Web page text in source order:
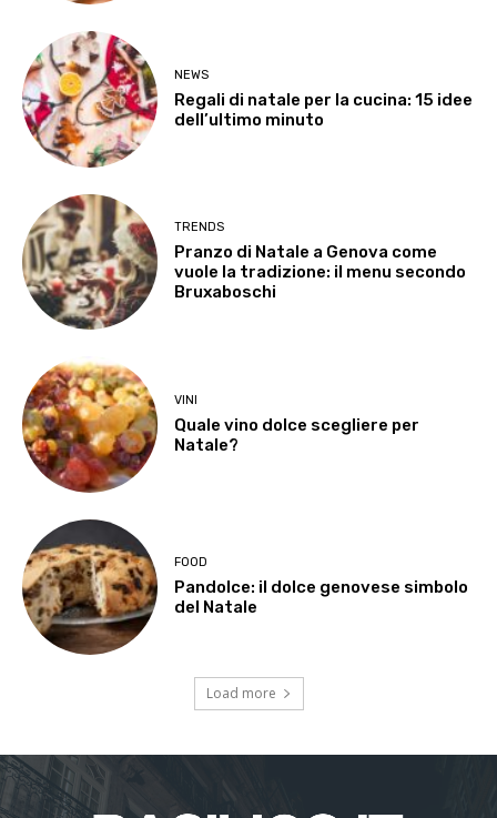
NEWS
Regali di natale per la cucina: 15 idee
dell’ultimo minuto
TRENDS
Pranzo di Natale a Genova come
vuole la tradizione: il menu secondo
Bruxaboschi
VINI
Quale vino dolce scegliere per
Natale?
FOOD
Pandolce: il dolce genovese simbolo
del Natale
Load more